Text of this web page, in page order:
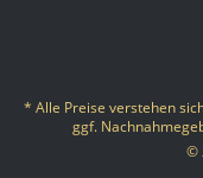
* Alle Preise verstehen
ggf.
©